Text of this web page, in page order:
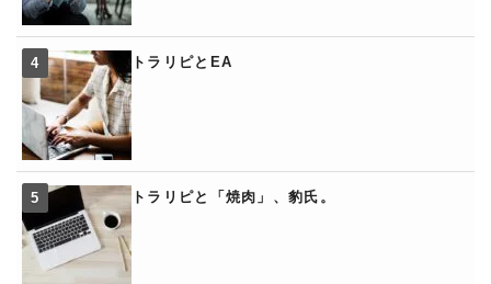
トラリピとEA
トラリピと「焼肉」、豹氏。